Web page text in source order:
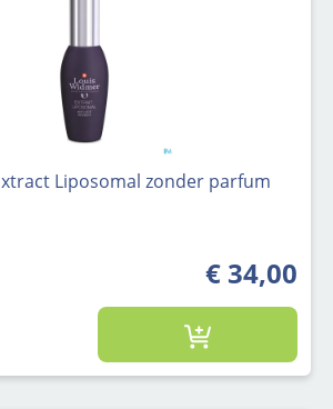
Liposomal zonder parfum
€ 34,00